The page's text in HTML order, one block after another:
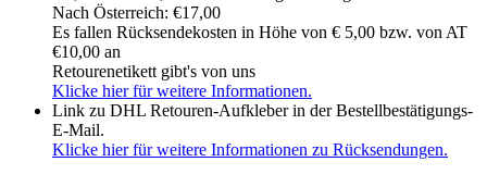
Nach Österreich: €17,00
Es fallen Rücksendekosten in Höhe von € 5,00 bzw. von AT
€10,00 an
Retourenetikett gibt's von uns
Klicke hier für weitere Informationen.
Link zu DHL Retouren-Aufkleber in der Bestellbestätigungs-
E-Mail.
Klicke hier für weitere Informationen zu Rücksendungen.